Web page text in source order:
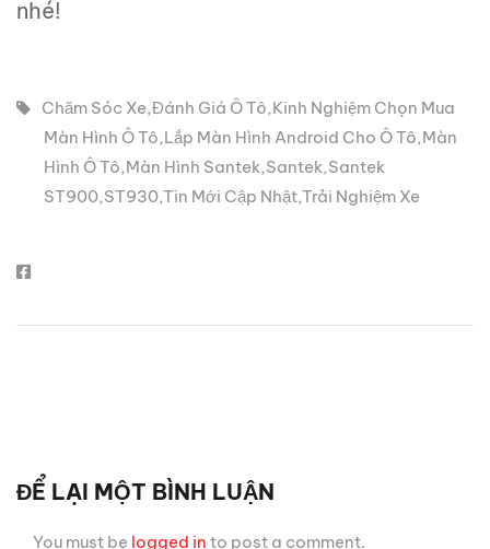
nhé!
Chăm Sóc Xe,Đánh Giá Ô Tô,Kinh Nghiệm Chọn Mua
Màn Hình Ô Tô,Lắp Màn Hình Android Cho Ô Tô,Màn
Hình Ô Tô,Màn Hình Santek,Santek,Santek
ST900,ST930,Tin Mới Cập Nhật,Trải Nghiệm Xe
ĐỂ LẠI MỘT BÌNH LUẬN
You must be logged in to post a comment.